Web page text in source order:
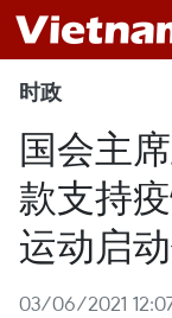
时政
国会主
款支持
运动启
03/06/2021